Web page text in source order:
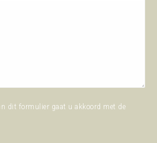
dit formulier gaat u akkoord met de